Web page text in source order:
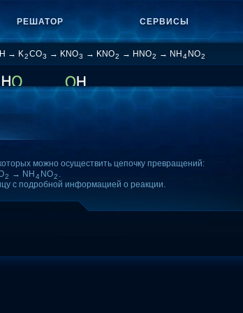
РЕШАТОР СЕРВИСЫ
→ K2CO3 → KNO3 → KNO2 → HNO2 → NH 4 NO2
можно осуществить цепочку превращений:
2 → NH 4 NO2 .
с подробной информацией о реакции.